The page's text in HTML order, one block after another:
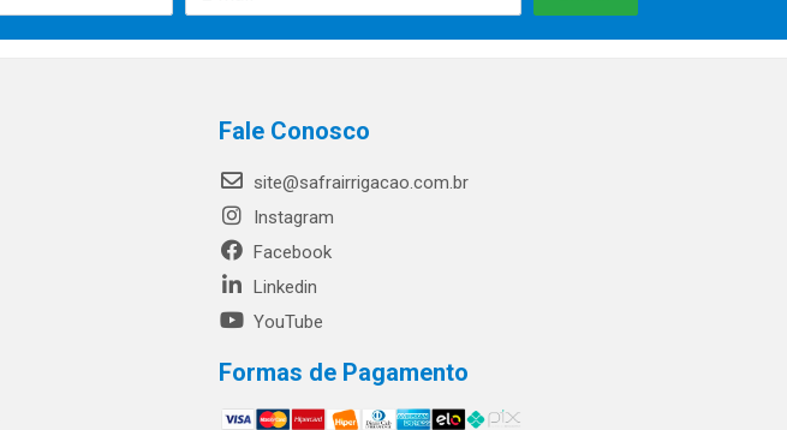
Fale Conosco
site@safrairrigacao.com.br
Instagram
Facebook
Linkedin
YouTube
Formas de Pagamento